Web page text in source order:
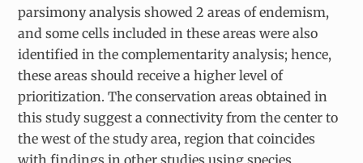
parsimony analysis showed 2 areas of endemism,
and some cells included in these areas were also
identified in the complementarity analysis; hence,
these areas should receive a higher level of
prioritization. The conservation areas obtained in
this study suggest a connectivity from the center to
the west of the study area, region that coincides
with findings in other studies using species